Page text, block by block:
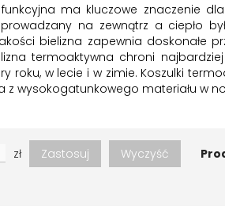
ma kluczowe znaczenie
na zewnątrz a ciepło
bielizna zapewnia doskonałe
termoaktywna chroni
roku, w lecie i w zimie. Koszulki
z wysokogatunkowego materiału w
zł Zastosuj Wyczyść